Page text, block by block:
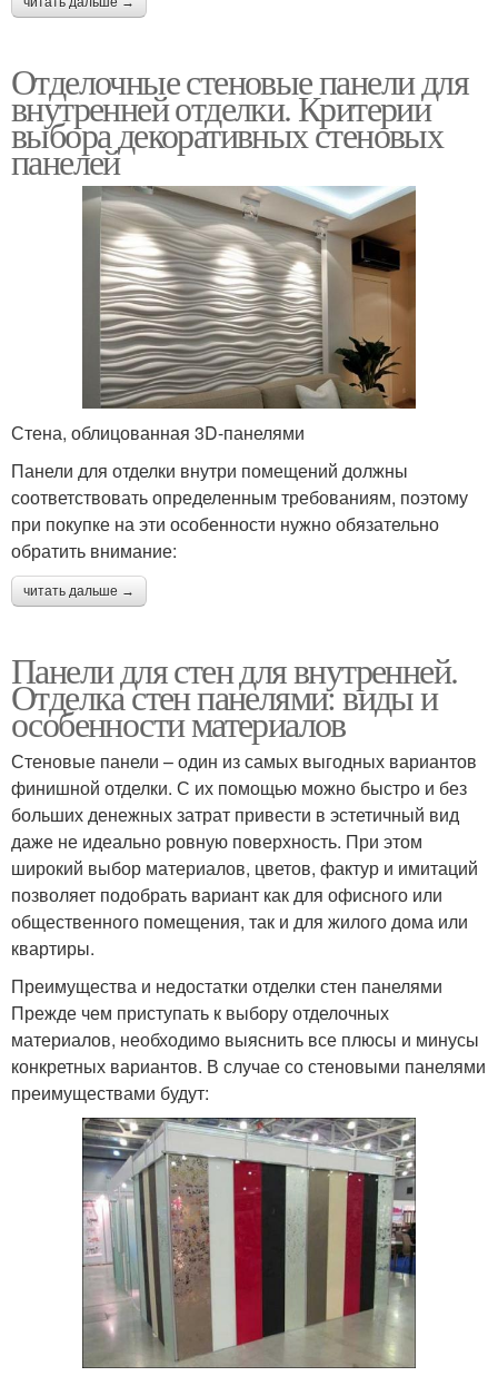
Отделочные стеновые панели для
внутренней отделки. Критерии
выбора декоративных стеновых
панелей
Стена, облицованная 3D-панелями
Панели для отделки внутри помещений должны
соответствовать определенным требованиям, поэтому
при покупке на эти особенности нужно обязательно
обратить внимание:
читать дальше →
Панели для стен для внутренней.
Отделка стен панелями: виды и
особенности материалов
Стеновые панели – один из самых выгодных вариантов
финишной отделки. С их помощью можно быстро и без
больших денежных затрат привести в эстетичный вид
даже не идеально ровную поверхность. При этом
широкий выбор материалов, цветов, фактур и имитаций
позволяет подобрать вариант как для офисного или
общественного помещения, так и для жилого дома или
квартиры.
Преимущества и недостатки отделки стен панелями
Прежде чем приступать к выбору отделочных
материалов, необходимо выяснить все плюсы и минусы
конкретных вариантов. В случае со стеновыми панелями
преимуществами будут: